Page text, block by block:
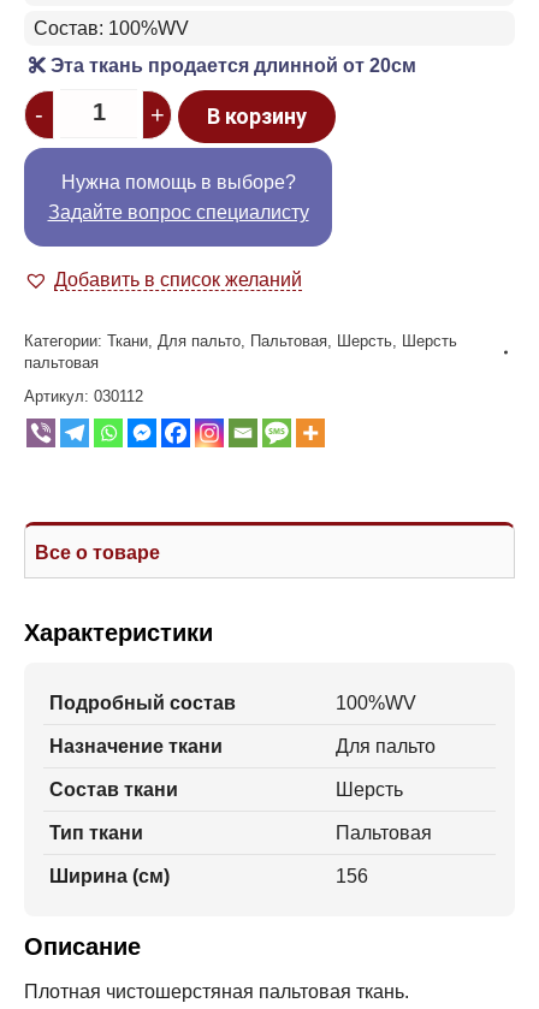
Состав: 100%WV
Эта ткань продается длинной от 20см
Quantity
- + В корзину
Нужна помощь в выборе?
Задайте вопрос специалисту
Добавить в список желаний
Категории: Ткани Для пальто Пальтовая Шерсть Шерсть
пальтовая
Артикул: 030112
Все о товаре
Характеристики
Подробный состав 100%WV
Назначение ткани Для пальто
Состав ткани Шерсть
Тип ткани Пальтовая
Ширина (см) 156
Описание
Плотная чистошерстяная пальтовая ткань.